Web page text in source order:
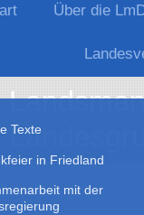
Über die
Texte
in Friedland
mit der